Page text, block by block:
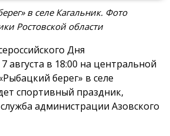
в селе Кагальник. Фото
Ростовской области
Дня
августа в 18:00 на центральной
берег» в селе
спортивный праздник,
администрации Азовского